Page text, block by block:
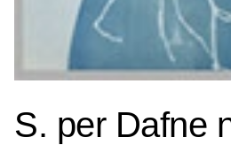
S. per Dafne